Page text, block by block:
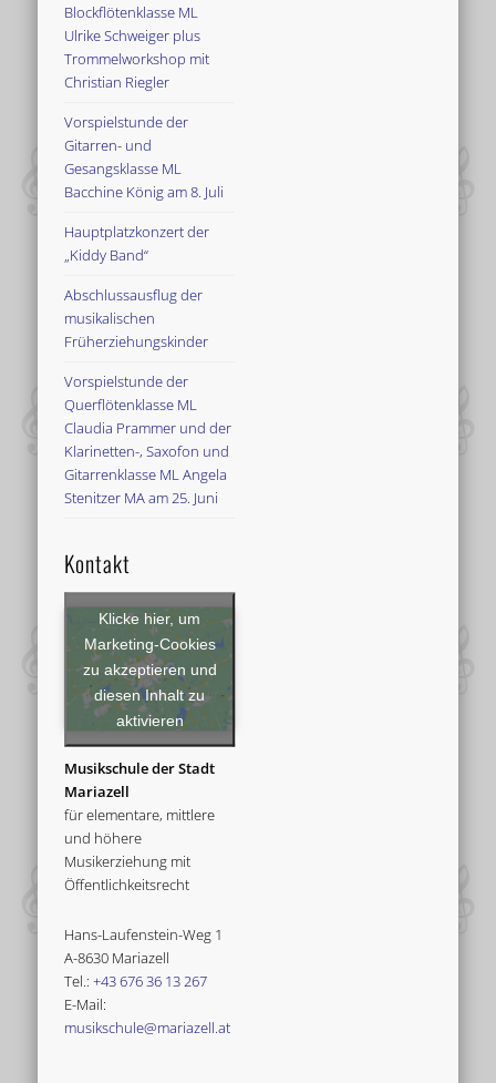
Blockflötenklasse ML
Ulrike Schweiger plus
Trommelworkshop mit
Christian Riegler
Vorspielstunde der
Gitarren- und
Gesangsklasse ML
Bacchine König am 8. Juli
Hauptplatzkonzert der
„Kiddy Band“
Abschlussausflug der
musikalischen
Früherziehungskinder
Vorspielstunde der
Querflötenklasse ML
Claudia Prammer und der
Klarinetten-, Saxofon und
Gitarrenklasse ML Angela
Stenitzer MA am 25. Juni
Kontakt
Klicke hier, um
Marketing-Cookies
zu akzeptieren und
diesen Inhalt zu
aktivieren
Musikschule der Stadt
Mariazell
für elementare, mittlere
und höhere
Musikerziehung mit
Öffentlichkeitsrecht
Hans-Laufenstein-Weg 1
A-8630 Mariazell
Tel.:+43 676 36 13 267
E-Mail:
musikschule@mariazell.at